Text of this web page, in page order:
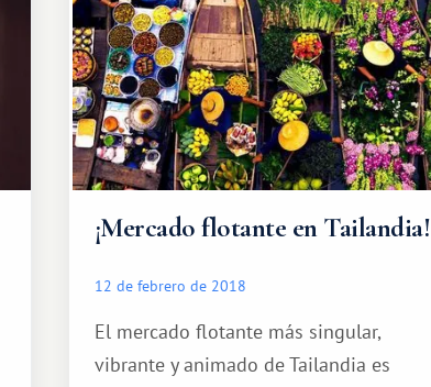
¡Mercado flotante en Tailandia!
12 de febrero de 2018
El mercado flotante más singular,
vibrante y animado de Tailandia es